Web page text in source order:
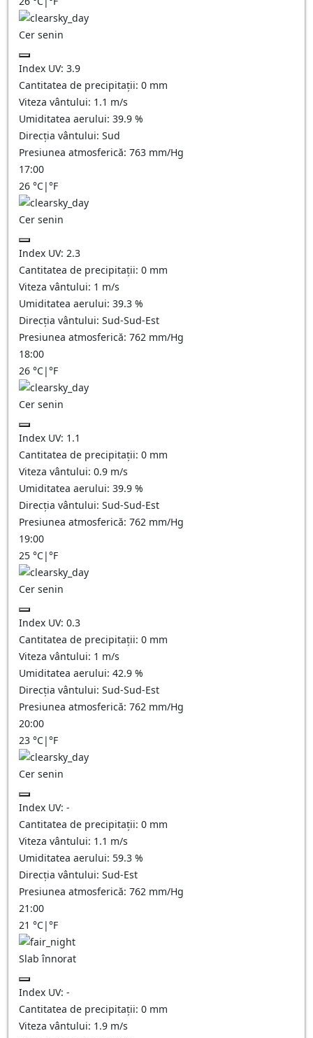
Cer senin
Index UV: 3.9
Cantitatea de precipitații: 0 mm
Viteza vântului: 1.1 m/s
Umiditatea aerului: 39.9 %
Direcția vântului: Sud
Presiunea atmosferică: 763 mm/Hg
17:00
26 °C|°F
Cer senin
Index UV: 2.3
Cantitatea de precipitații: 0 mm
Viteza vântului: 1 m/s
Umiditatea aerului: 39.3 %
Direcția vântului: Sud-Sud-Est
Presiunea atmosferică: 762 mm/Hg
18:00
26 °C|°F
Cer senin
Index UV: 1.1
Cantitatea de precipitații: 0 mm
Viteza vântului: 0.9 m/s
Umiditatea aerului: 39.9 %
Direcția vântului: Sud-Sud-Est
Presiunea atmosferică: 762 mm/Hg
19:00
25 °C|°F
Cer senin
Index UV: 0.3
Cantitatea de precipitații: 0 mm
Viteza vântului: 1 m/s
Umiditatea aerului: 42.9 %
Direcția vântului: Sud-Sud-Est
Presiunea atmosferică: 762 mm/Hg
20:00
23 °C|°F
Cer senin
Index UV: -
Cantitatea de precipitații: 0 mm
Viteza vântului: 1.1 m/s
Umiditatea aerului: 59.3 %
Direcția vântului: Sud-Est
Presiunea atmosferică: 762 mm/Hg
21:00
21 °C|°F
Slab înnorat
Index UV: -
Cantitatea de precipitații: 0 mm
Viteza vântului: 1.9 m/s